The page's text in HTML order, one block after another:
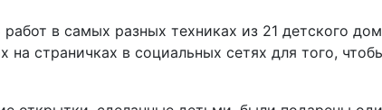
в самых разных техниках из 21 детского
на страничках в социальных сетях для того,